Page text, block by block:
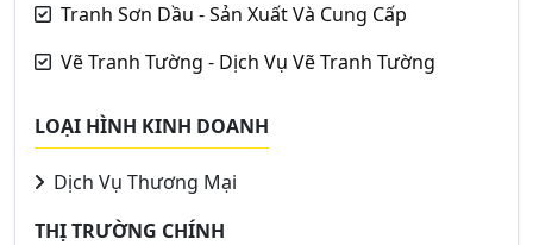
Tranh Sơn Dầu - Sản Xuất Và Cung Cấp
Vẽ Tranh Tường - Dịch Vụ Vẽ Tranh Tường
LOẠI HÌNH KINH DOANH
Dịch Vụ Thương Mại
THỊ TRƯỜNG CHÍNH